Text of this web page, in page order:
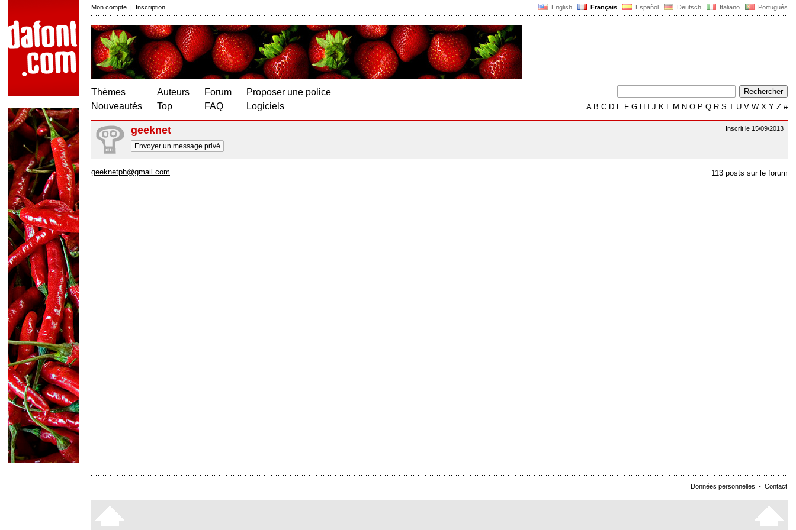
English Français Español Deutsch Italiano Português
Mon compte | Inscription
Thèmes
Nouveautés
Auteurs
Top
Forum
FAQ
Proposer une police
Logiciels
AB C D E F G H J K L M N O P Q R S T U V W X Y Z #
Inscrit le 15/09/2013
geeknet
Envoyer un message privé
113 posts sur le forum
geeknetph@gmail.com
Données personnelles - Contact